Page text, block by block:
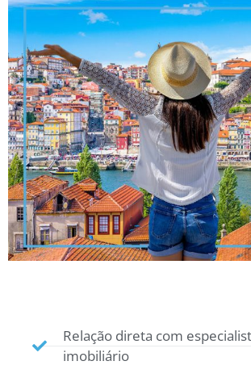
Relação direta com
imobiliário